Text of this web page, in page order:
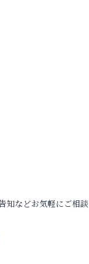
知などお気軽にご相